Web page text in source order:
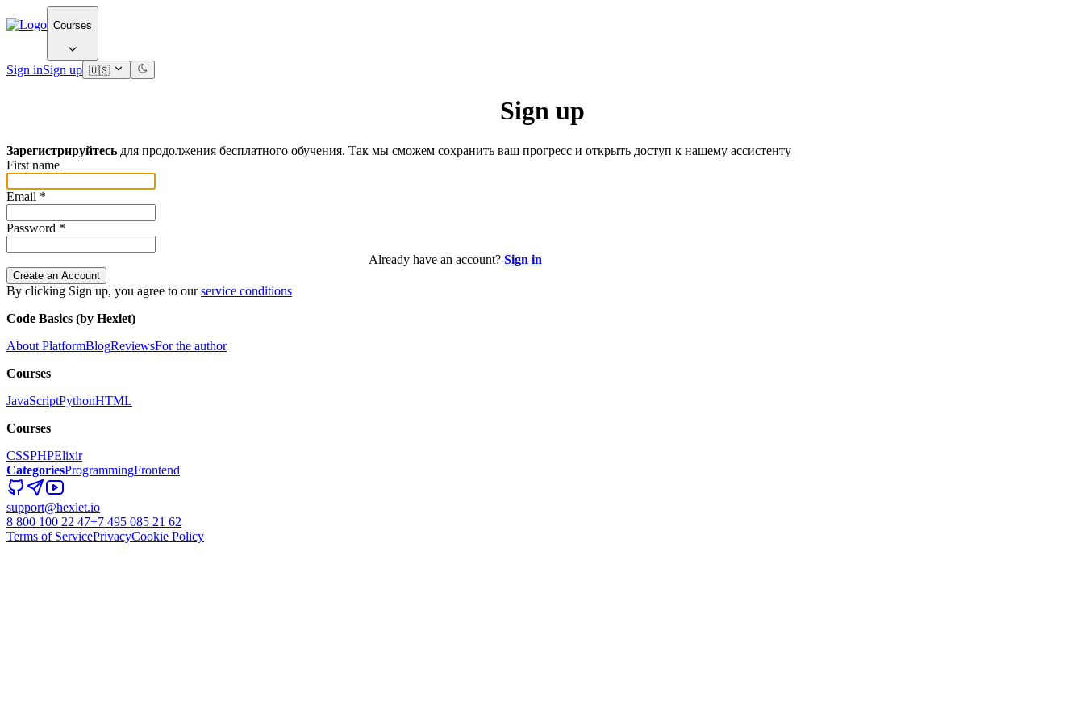
Courses
Sign inSign up 🇺🇸
Sign up
Зарегистрируйтесь для продолжения бесплатного обучения. Так мы сможем сохранить ваш прогресс и открыть доступ к нашему ассистенту
First name
Email *
Password *
Already have an account? Sign in
Create an Account
By clicking Sign up, you agree to ourservice conditions
Code Basics (by Hexlet)
About PlatformBlogReviewsFor the author
Courses
JavaScriptPythonHTML
Courses
CSSPHPElixir
CategoriesProgrammingFrontend
support@hexlet.io
8 800 100 22 47+7 495 085 21 62
Terms of ServicePrivacyCookie Policy